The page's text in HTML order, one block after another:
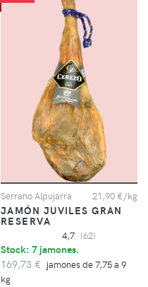
Serrano Alpujarra 21,90 €/kg
JAMÓN JUVILES GRAN
RESERVA
4,7 (62)
Stock: 7 jamones.
169,73 € jamones de 7,75 a 9
kg